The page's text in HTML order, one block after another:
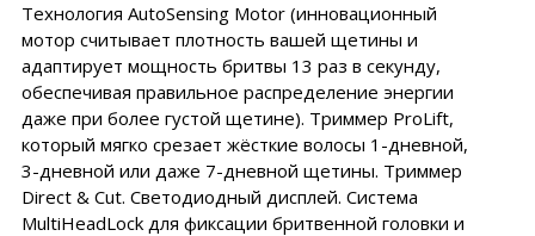
Технология AutoSensing Motor (инновационный
мотор считывает плотность вашей щетины и
адаптирует мощность бритвы 13 раз в секунду,
обеспечивая правильное распределение энергии
даже при более густой щетине). Триммер ProLift,
который мягко срезает жёсткие волосы 1-дневной,
3-дневной или даже 7-дневной щетины. Триммер
Direct & Cut. Светодиодный дисплей. Система
MultiHeadLock для фиксации бритвенной головки и